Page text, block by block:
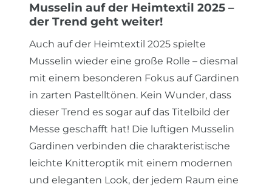
Musselin auf der Heimtextil 2025 –
der Trend geht weiter!
Auch auf der Heimtextil 2025 spielte
Musselin wieder eine große Rolle – diesmal
mit einem besonderen Fokus auf Gardinen
in zarten Pastelltönen. Kein Wunder, dass
dieser Trend es sogar auf das Titelbild der
Messe geschafft hat! Die luftigen Musselin
Gardinen verbinden die charakteristische
leichte Knitteroptik mit einem modernen
und eleganten Look, der jedem Raum eine